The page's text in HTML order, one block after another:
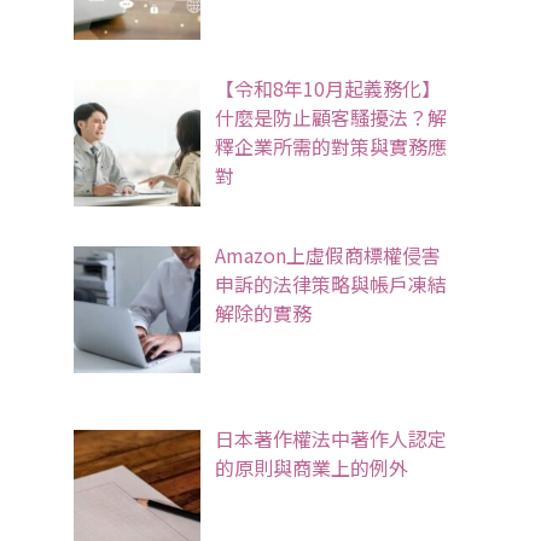
【令和8年10月起義務化】
什麼是防止顧客騷擾法？解
釋企業所需的對策與實務應
對
Amazon上虛假商標權侵害
申訴的法律策略與帳戶凍結
解除的實務
日本著作權法中著作人認定
的原則與商業上的例外